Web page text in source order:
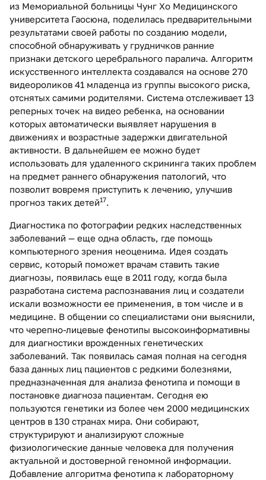
из Мемориальной больницы Чунг Хо Медицинского
университета Гаосюна, поделилась предварительными
результатами своей работы по созданию модели,
способной обнаруживать у грудничков ранние
признаки детского церебрального паралича. Алгоритм
искусственного интеллекта создавался на основе 270
видеороликов 41 младенца из группы высокого риска,
отснятых самими родителями. Система отслеживает 13
реперных точек на видео ребенка, на основании
которых автоматически выявляет нарушения в
движениях и возрастные задержки двигательной
активности. В дальнейшем ее можно будет
использовать для удаленного скрининга таких проблем
на предмет раннего обнаружения патологий, что
позволит вовремя приступить к лечению, улучшив
прогноз таких детей17.
Диагностика по фотографии редких наследственных
заболеваний — еще одна область, где помощь
компьютерного зрения неоценима. Идея создать
сервис, который поможет врачам ставить такие
диагнозы, появилась еще в 2011 году, когда была
разработана система распознавания лиц и создатели
искали возможности ее применения, в том числе и в
медицине. В общении со специалистами они выяснили,
что черепно-лицевые фенотипы высокоинформативны
для диагностики врожденных генетических
заболеваний. Так появилась самая полная на сегодня
база данных лиц пациентов с редкими болезнями,
предназначенная для анализа фенотипа и помощи в
постановке диагноза пациентам. Сегодня ею
пользуются генетики из более чем 2000 медицинских
центров в 130 странах мира. Они собирают,
структурируют и анализируют сложные
физиологические данные человека для получения
актуальной и достоверной геномной информации.
Добавление алгоритма фенотипа к лабораторному